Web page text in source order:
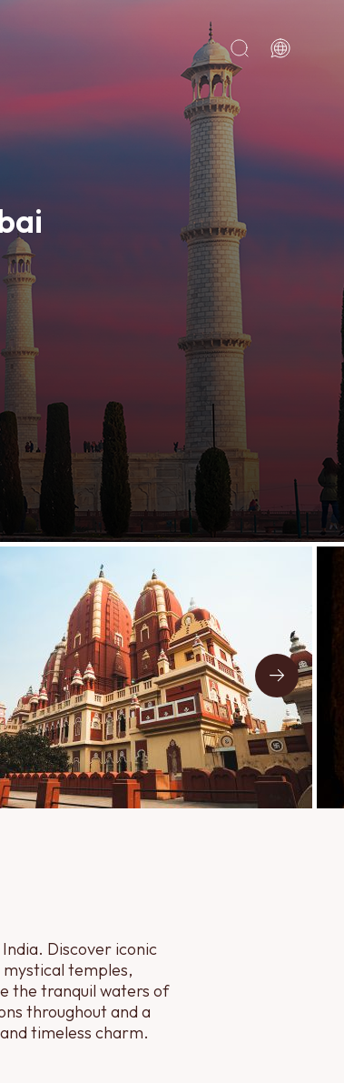
Discover iconic
temples,
the tranquil waters of
throughout and a
timeless charm.